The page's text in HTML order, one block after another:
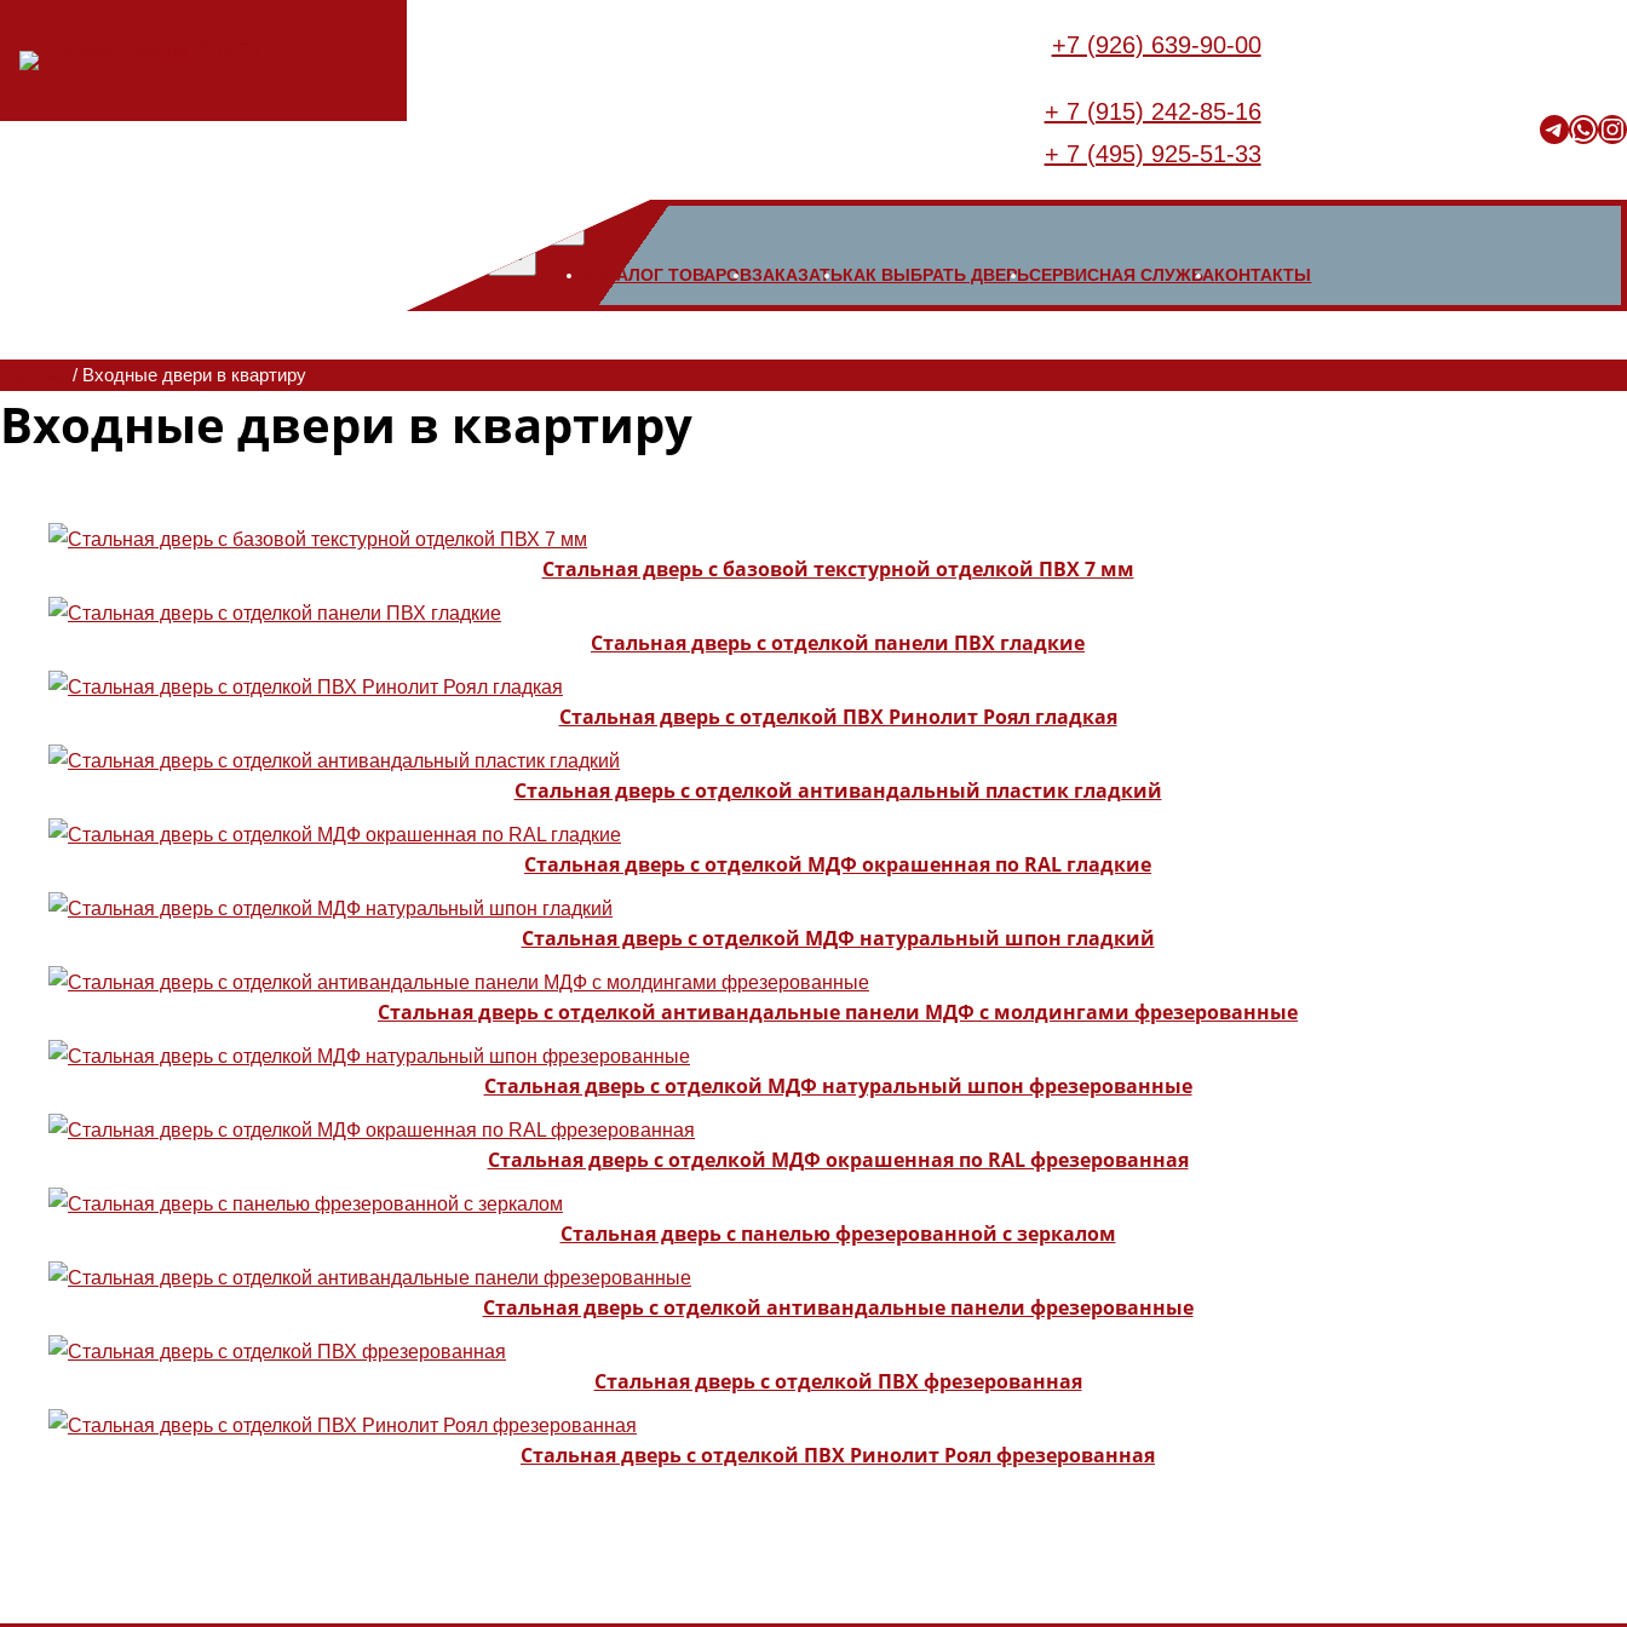
+7 (926) 639-90-00
+ 7 (915) 242-85-16
+ 7 (495) 925-51-33
TelegramWhatsApp Instagram
КАТАЛОГ ТОВАРОВЗАКАЗАТЬКАК ВЫБРАТЬ ДВЕРЬСЕРВИСНАЯ СЛУЖБАКОНТАКТЫ
/ Входные двери в квартиру
Входные двери в квартиру
Стальная дверь с базовой текстурной отделкой ПВХ 7 мм
Стальная дверь с отделкой панели ПВХ гладкие
Стальная дверь с отделкой ПВХ Ринолит Роял гладкая
Стальная дверь с отделкой антивандальный пластик гладкий
Стальная дверь с отделкой МДФ окрашенная по RAL гладкие
Стальная дверь с отделкой МДФ натуральный шпон гладкий
Стальная дверь с отделкой антивандальные панели МДФ с молдингами фрезерованные
Стальная дверь с отделкой МДФ натуральный шпон фрезерованные
Стальная дверь с отделкой МДФ окрашенная по RAL фрезерованная
Стальная дверь с панелью фрезерованной с зеркалом
Стальная дверь с отделкой антивандальные панели фрезерованные
Стальная дверь с отделкой ПВХ фрезерованная
Стальная дверь с отделкой ПВХ Ринолит Роял фрезерованная